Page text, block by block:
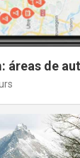
áreas de